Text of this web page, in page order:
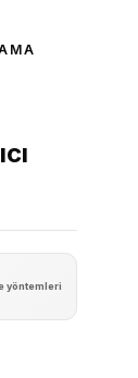
yöntemleri